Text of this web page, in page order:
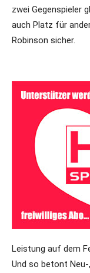
zwei Gegenspieler
auch Platz für
Robinson sicher.
Leistung auf dem
Und so betont Neu-